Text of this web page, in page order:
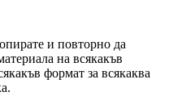
и повторно да
на всякакъв
формат за всякаква